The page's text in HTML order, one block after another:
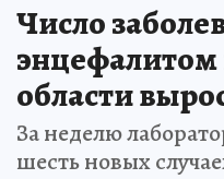
Число
области
За неделю
шесть новых